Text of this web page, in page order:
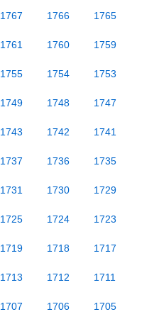
1767 1766 1765
1761 1760 1759
1755 1754 1753
1749 1748 1747
1743 1742 1741
1737 1736 1735
1731 1730 1729
1725 1724 1723
1719 1718 1717
1713 1712 1711
1707 1706 1705